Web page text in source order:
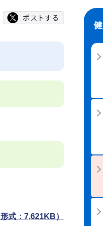
形式：7,621KB）